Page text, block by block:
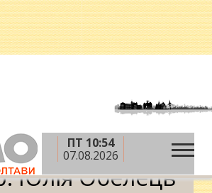
ПТ 10:54
07.08.2026
» Юлія Обелець
Юлія Обелець